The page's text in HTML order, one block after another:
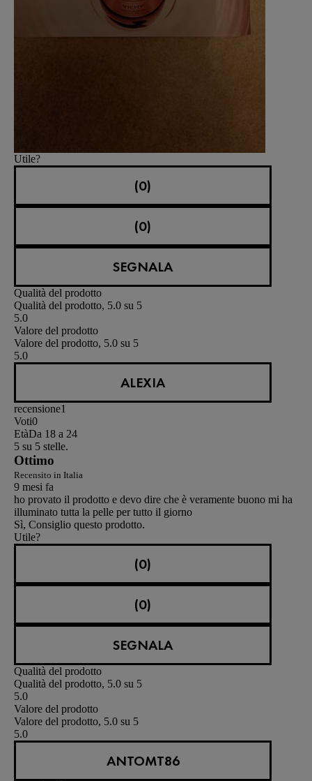
Utile?
(0)
(0)
SEGNALA
Qualità del prodotto
Qualità del prodotto, 5.0 su 5
5.0
Valore del prodotto
Valore del prodotto, 5.0 su 5
5.0
ALEXIA
recensione1
Voti0
EtàDa 18 a 24
5 su 5 stelle.
Ottimo
Recensito in Italia
9 mesi fa
ho provato il prodotto e devo dire che è veramente buono mi ha
illuminato tutta la pelle per tutto il giorno
Sì, Consiglio questo prodotto.
Utile?
(0)
(0)
SEGNALA
Qualità del prodotto
Qualità del prodotto, 5.0 su 5
5.0
Valore del prodotto
Valore del prodotto, 5.0 su 5
5.0
ANTOMT86